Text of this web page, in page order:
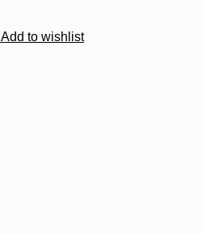
Add to wishlist